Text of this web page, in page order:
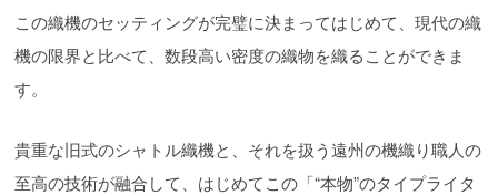
この織機のセッティングが完璧に決まってはじめて、現代の織
機の限界と比べて、数段高い密度の織物を織ることができま
す。
貴重な旧式のシャトル織機と、それを扱う遠州の機織り職人の
至高の技術が融合して、はじめてこの「“本物”のタイプライタ